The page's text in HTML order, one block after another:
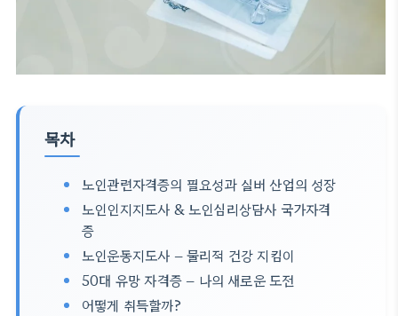
목차
노인관련자격증의 필요성과 실버 산업의 성장
노인인지지도사 & 노인심리상담사 국가자격
증
노인운동지도사 – 물리적 건강 지킴이
50대 유망 자격증 – 나의 새로운 도전
어떻게 취득할까?